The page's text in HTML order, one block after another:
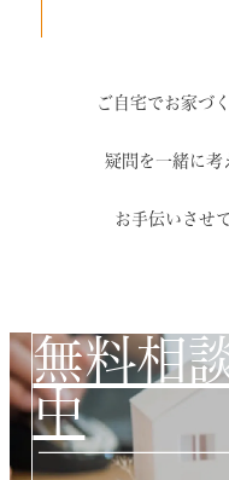
ご自宅でお家づ
疑問を一緒に考
お手伝いさせ
無料相
中